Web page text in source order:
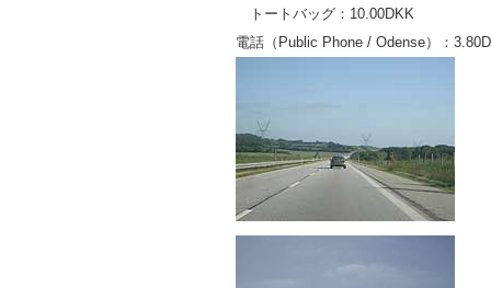
トートバッグ：10.00DKK
電話（Public Phone / Odense）：